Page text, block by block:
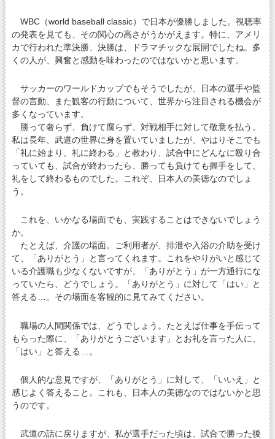
WBC（world baseball classic）で日本が優勝しました。視聴率
の発表を見ても、その関心の高さがうかがえます。特に、アメリ
カで行われた準決勝、決勝は、ドラマチックな展開でしたね。多
くの人が、興奮と感動を味わったのではないかと思います。
サッカーのワールドカップでもそうでしたが、日本の選手や監
督の言動、また観客の行動について、世界から注目される機会が
多くなっています。
勝って奢らず、負けて腐らず、対戦相手に対して敬意を払う。
私は長年、武道の世界に身を置いていましたが、やはりそこでも
「礼に始まり、礼に終わる」と教わり、試合中にどんなに殴り合
っていても、試合が終わったら、勝っても負けても握手をして、
礼をして終わるものでした。これぞ、日本人の美徳なのでしょ
う。
これを、いかなる場面でも、実践することはできないでしょう
か。
たとえば、介護の場面。ご利用者が、排泄や入浴の介助を受け
て、「ありがとう」と言ってくれます。これをやりがいと感じて
いる介護職も少なくないですが、「ありがとう」が一方通行にな
っていたら、どうでしょう。「ありがとう」に対して「はい」と
答える…。その場面を客観的に見てみてください。
職場の人間関係では、どうでしょう。たとえば仕事を手伝って
もらった際に、「ありがとうございます」とお礼を言った人に、
「はい」と答える…。
個人的な意見ですが、「ありがとう」に対して、「いいえ」と
感じよく答えること。これも、日本人の美徳なのではないかと思
うのです。
武道の話に戻りますが、私が選手だった頃は、試合で勝った後